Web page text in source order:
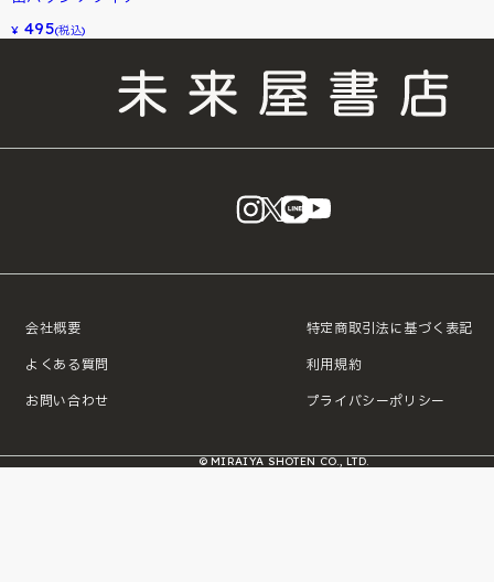
¥ 495(税込)
instagram
X LINE
会社概要
よくある質問
お問い合わせ
特定商取引法に基づく表記
利用規約
プライバシーポリシー
© MIRAIYA SHOTEN CO., LTD.